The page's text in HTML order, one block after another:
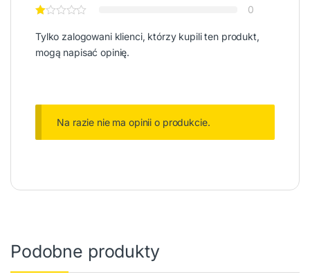
0
Tylko zalogowani klienci, którzy kupili ten produkt,
mogą napisać opinię.
Na razie nie ma opinii o produkcie.
Podobne produkty